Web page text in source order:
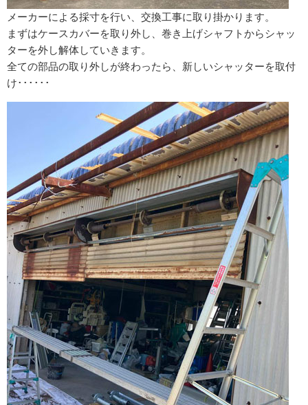
メーカーによる採寸を行い、交換工事に取り掛かります。
まずはケースカバーを取り外し、巻き上げシャフトからシャッ
ターを外し解体していきます。
全ての部品の取り外しが終わったら、新しいシャッターを取付
け･･････